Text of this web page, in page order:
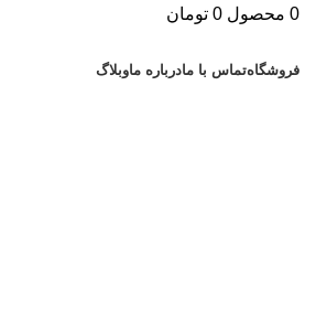
0 محصول 0 تومان
فروشگاهتماس با مادرباره ماوبلاگ